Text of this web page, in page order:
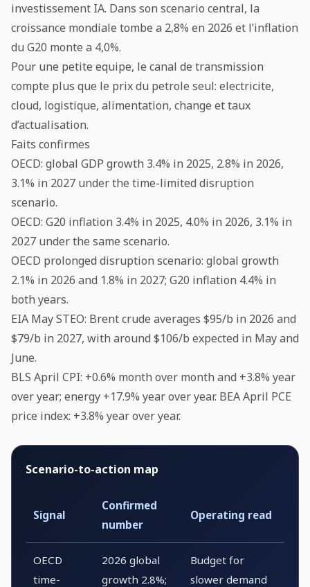
investissement IA. Dans son scenario central, la
croissance mondiale tombe a 2,8% en 2026 et l’inflation
du G20 monte a 4,0%.
Pour une petite equipe, le canal de transmission
compte plus que le prix du petrole seul: electricite,
cloud, logistique, alimentation, change et taux
d’actualisation.
Faits confirmes
OECD: global GDP growth 3.4% in 2025, 2.8% in 2026,
3.1% in 2027 under the time-limited disruption
scenario.
OECD: G20 inflation 3.4% in 2025, 4.0% in 2026, 3.1% in
2027 under the same scenario.
OECD prolonged disruption scenario: global growth
2.1% in 2026 and 1.8% in 2027; G20 inflation 4.4% in
both years.
EIA May STEO: Brent crude averages $95/b in 2026 and
$79/b in 2027, with around $106/b expected in May and
June.
BLS April CPI: +0.6% month over month and +3.8% year
over year; energy +17.9% year over year. BEA April PCE
price index: +3.8% year over year.
Scenario-to-action map
Signal
Confirmed
number
Operating read
OECD
time-
2026 global
growth 2.8%;
Budget for
slower demand